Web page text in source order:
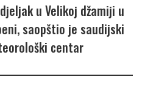
u Velikoj džamiji u
saopštio je saudijski
centar